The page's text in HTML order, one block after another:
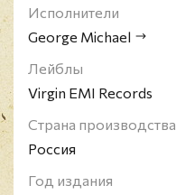
Исполнители
George Michael
Лейблы
Virgin EMI Records
Страна производства
Россия
Год издания